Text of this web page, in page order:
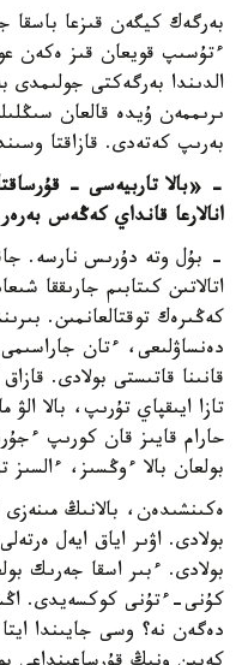
بەرگەك كيگەن قىزعا باسقا
ءتۇسىپ قويعان قىز ەكەن
الدىندا بەرگەكتى
ىرىممەن ۇيدە قالعان
بەرىپ كەتەدى. قازاقتا
- «بالا تاربيەسى -
انالارعا قانداي كەڭەس
- بۇل وتە دۇرىس نارسە.
اتالاتىن كىتابىم جارىققا
كەڭىرەك توقتالعانمىن.
دەنساۋلىعى، ءتان
قانىنا قاتىستى بولادى.
تازا ايىقپاي تۇرىپ، بالا
حارام قايىز قان كورىپ
بولعان بالا ءوڭسىز، ءالسىز
ەكىنشىدەن، بالانىڭ
بولادى. اۋىر اياق ايەل
بولادى. ءبىر اسقا جەرىك
كۇنى-ءتۇنى كوكسەيدى.
دەگەن نە؟ وسى جايىندا